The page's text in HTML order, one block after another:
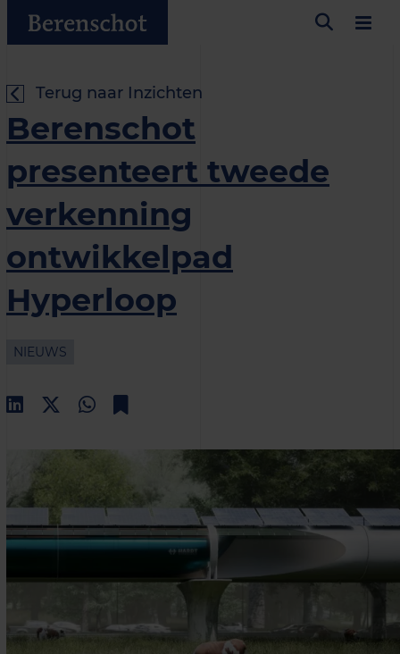
Terug naar Inzichten
Berenschot
presenteert tweede
verkenning
ontwikkelpad
Hyperloop
NIEUWS